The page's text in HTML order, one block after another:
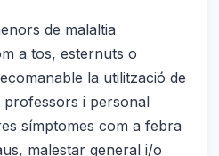
de malaltia
a tos, esternuts o
la utilització de
professors i personal
símptomes com a febra
malestar general i/o